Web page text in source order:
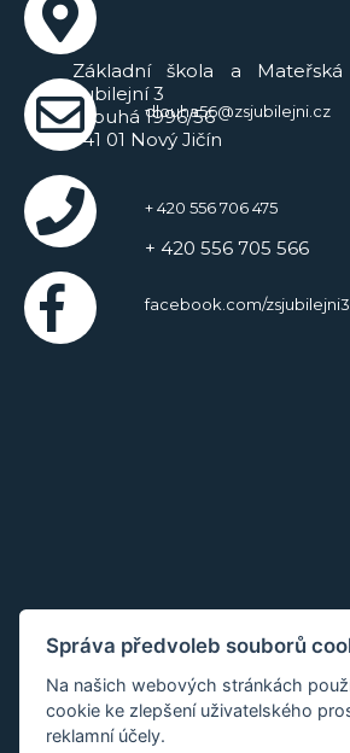
Základní škola a
Jubilejní 3
Dlouhá 1996/56
741 01 Nový Jičín
dlouha56@zsjubilejni.cz
+ 420 556 706 475
+ 420 556 705 566
facebook.com/zsjubilejni3
Správa předvoleb souborů
Na našich webových stránkách
cookie ke zlepšení uživatelského
reklamní účely.